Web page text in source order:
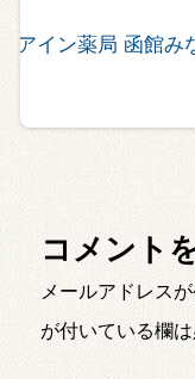
コメント
メールアドレス
が付いている欄